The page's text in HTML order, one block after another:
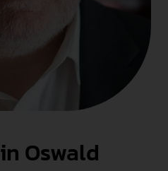
Oswald